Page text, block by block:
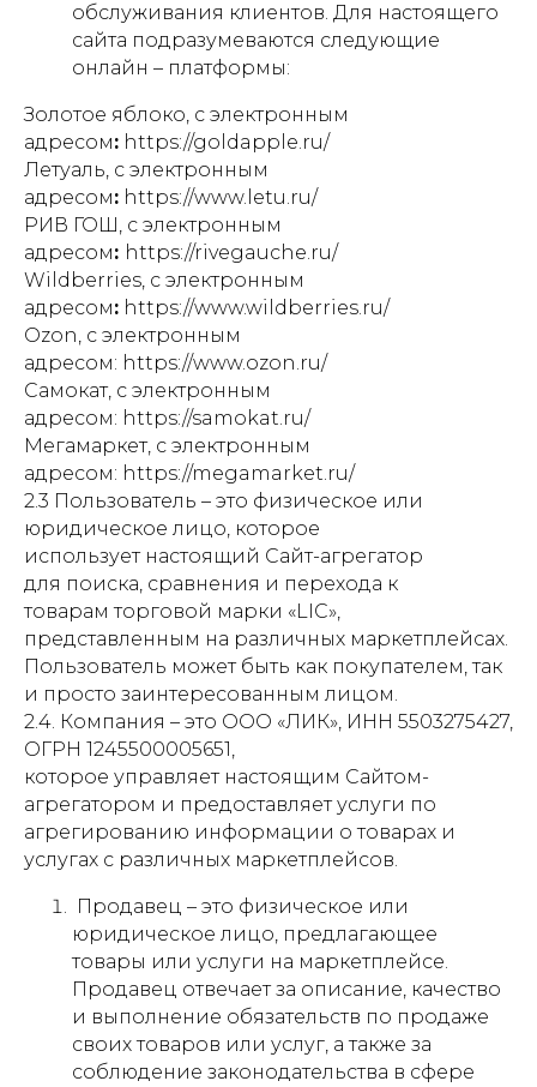
обслуживания клиентов. Для настоящего
сайта подразумеваются следующие
онлайн – платформы:
Золотое яблоко, с электронным
адресом: https://goldapple.ru/
Летуаль, с электронным
адресом: https://www.letu.ru/
РИВ ГОШ, с электронным
адресом: https://rivegauche.ru/
Wildberries, с электронным
адресом: https://www.wildberries.ru/
Ozon, с электронным
адресом: https://www.ozon.ru/
Самокат, с электронным
адресом: https://samokat.ru/
Мегамаркет, с электронным
адресом: https://megamarket.ru/
2.3 Пользователь – это физическое или
юридическое лицо, которое
использует настоящий Сайт-агрегатор
для поиска, сравнения и перехода к
товарам торговой марки «LIC»,
представленным на различных маркетплейсах.
Пользователь может быть как покупателем, так
и просто заинтересованным лицом.
2.4. Компания – это ООО «ЛИК», ИНН 5503275427,
ОГРН 1245500005651,
которое управляет настоящим Сайтом-
агрегатором и предоставляет услуги по
агрегированию информации о товарах и
услугах с различных маркетплейсов.
Продавец – это физическое или
юридическое лицо, предлагающее
товары или услуги на маркетплейсе.
Продавец отвечает за описание, качество
и выполнение обязательств по продаже
своих товаров или услуг, а также за
соблюдение законодательства в сфере